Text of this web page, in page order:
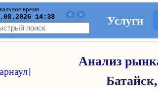
время
14:38 < > Услуги
Анализ
Батайск,